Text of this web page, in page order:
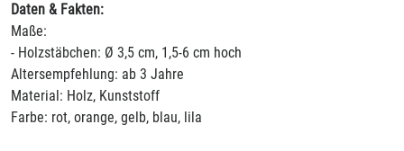
Daten & Fakten:
Maße:
- Holzstäbchen: Ø 3,5 cm, 1,5-6 cm hoch
Altersempfehlung: ab 3 Jahre
Material: Holz, Kunststoff
Farbe: rot, orange, gelb, blau, lila